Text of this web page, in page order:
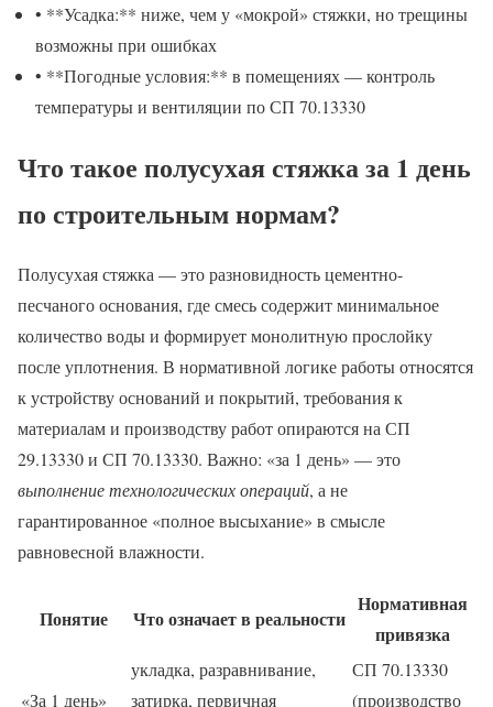
• **Усадка:** ниже, чем у «мокрой» стяжки, но трещины
возможны при ошибках
• **Погодные условия:** в помещениях — контроль
температуры и вентиляции по СП 70.13330
Что такое полусухая стяжка за 1 день
по строительным нормам?
Полусухая стяжка — это разновидность цементно-
песчаного основания, где смесь содержит минимальное
количество воды и формирует монолитную прослойку
после уплотнения. В нормативной логике работы относятся
к устройству оснований и покрытий, требования к
материалам и производству работ опираются на СП
29.13330 и СП 70.13330. Важно: «за 1 день» — это
выполнение технологических операций, а не
гарантированное «полное высыхание» в смысле
равновесной влажности.
Понятие Что означает в реальности
Нормативная
привязка
«За 1 день»
укладка, разравнивание,
затирка, первичная
СП 70.13330
(производство